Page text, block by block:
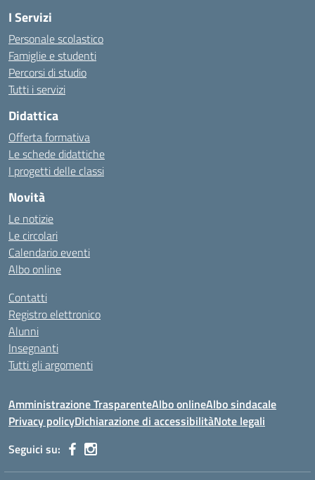
I Servizi
Personale scolastico
Famiglie e studenti
Percorsi di studio
Tutti i servizi
Didattica
Offerta formativa
Le schede didattiche
I progetti delle classi
Novità
Le notizie
Le circolari
Calendario eventi
Albo online
Contatti
Registro elettronico
Alunni
Insegnanti
Tutti gli argomenti
Amministrazione TrasparenteAlbo onlineAlbo sindacale
Privacy policyDichiarazione di accessibilitàNote legali
Seguici su: